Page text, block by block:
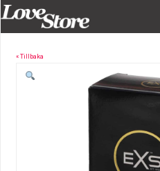
« Tillbaka